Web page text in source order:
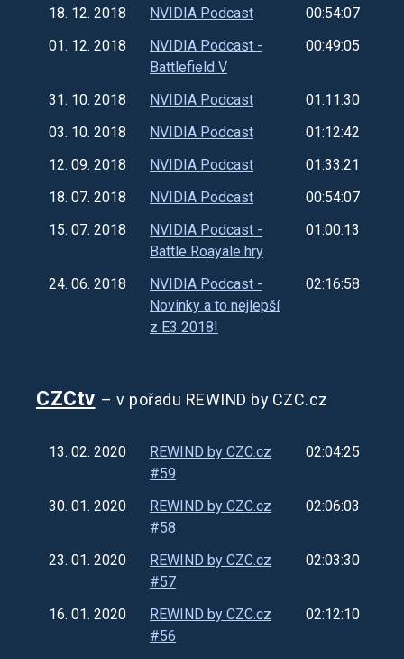
18. 12. 2018 NVIDIA Podcast
00:54:07
01. 12. 2018
NVIDIA Podcast -
Battlefield V
00:49:05
31. 10. 2018 NVIDIA Podcast
01:11:30
03. 10. 2018
NVIDIA Podcast
01:12:42
12. 09. 2018
NVIDIA Podcast
01:33:21
18. 07. 2018
NVIDIA Podcast
00:54:07
15. 07. 2018
NVIDIA Podcast -
Battle Roayale hry
01:00:13
24. 06. 2018
NVIDIA Podcast -
Novinky a to nejlepší
z E3 2018!
02:16:58
CZCtv – v pořadu REWIND by CZC.cz
13. 02. 2020
REWIND by CZC.cz
#59
02:04:25
30. 01. 2020
REWIND by CZC.cz
#58
02:06:03
23. 01. 2020
REWIND by CZC.cz
#57
02:03:30
16. 01. 2020
REWIND by CZC.cz
#56
02:12:10